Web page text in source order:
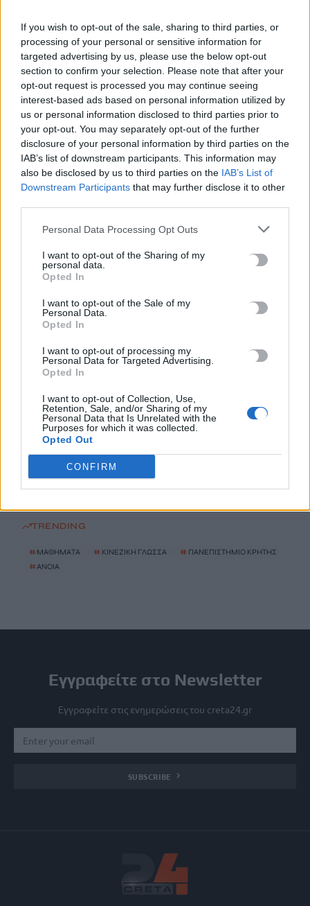
If you wish to opt-out of the sale, sharing to third parties, or
processing of your personal or sensitive information for
targeted advertising by us, please use the below opt-out
section to confirm your selection. Please note that after your
opt-out request is processed you may continue seeing
interest-based ads based on personal information utilized by
us or personal information disclosed to third parties prior to
your opt-out. You may separately opt-out of the further
disclosure of your personal information by third parties on the
IAB’s list of downstream participants. This information may
also be disclosed by us to third parties on the IAB’s List of
Downstream Participants that may further disclose it to other
Personal Data Processing Opt Outs
I want to opt-out of the Sharing of my
personal data.
Opted In
I want to opt-out of the Sale of my
Personal Data.
Opted In
I want to opt-out of processing my
Personal Data for Targeted Advertising.
Opted In
I want to opt-out of Collection, Use,
Retention, Sale, and/or Sharing of my
Personal Data that Is Unrelated with the
Purposes for which it was collected.
Opted Out
CONFIRM
Νέος κύκλος μαθημάτων Κινεζικής Γλώσσας στο
Πανεπιστήμιο Κρήτης για το ακαδημαϊκό έτος 2026-2027
8 Αυγούστου, 2026
Άνοια: Ποια είναι τα επαγγέλματα που προστατεύουν τον
εγκέφαλο
8 Αυγούστου, 2026
Επίδομα €391 από τον ΟΠΕΚΑ, χωρίς εισοδηματικά κριτήρια:
Η προϋπόθεση
Κεφαλά
8 Αυγούστου, 2026
18χρονος έσπασε παγκόσμιο ρεκόρ ως ο νεότερος άνδρας
καθηγητής -Διδάσκει συνομηλίκους του
8 Αυγούστου, 2026
8 Αυγούστου, 2026
Τα κύματα καύσωνα στην Ιταλία, τη Γαλλία και την Ισπανία
θα αλλάξουν τη γεύση των ευρωπαϊκών κρασιών
8 Αυγούστου, 2026
TRENDING
# ΜΑΘΗΜΑΤΑ # ΚΙΝΕΖΙΚΗ ΓΛΩΣΣΑ # ΠΑΝΕΠΙΣΤΗΜΙΟ ΚΡΗΤΗΣ
#ΑΝΟΙΑ
Εγγραφείτε στο Newsletter
Εγγραφείτε στις ενημερώσεις του creta24.gr
SUBSCRIBE